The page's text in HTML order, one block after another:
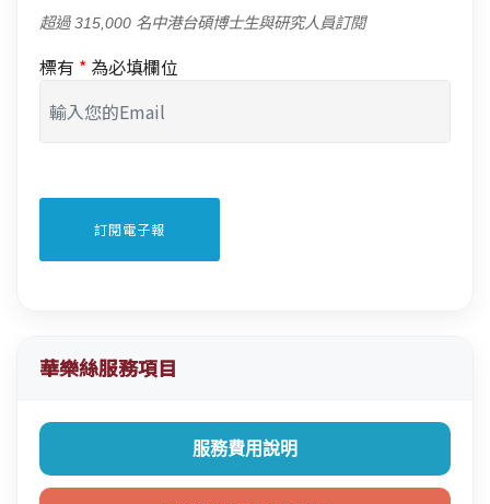
超過 315,000 名中港台碩博士生與研究人員訂閱
標有 * 為必填欄位
華樂絲服務項目
服務費用說明